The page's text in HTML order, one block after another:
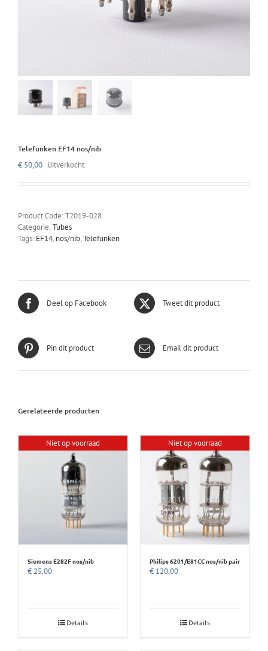
Telefunken EF14 nos/nib
€ 50,00 Uitverkocht
Product Code:T2019-028
Categorie:Tubes
Tags: EF14, nos/nib,Telefunken
Deel op Facebook Tweet dit product
Pin dit product Email dit product
Gerelateerde producten
Niet op voorraad
Siemens E282F nos/nib
€ 25,00
Details
Niet op voorraad
Philips 6201/E81CC nos/nib pair
€ 120,00
Details